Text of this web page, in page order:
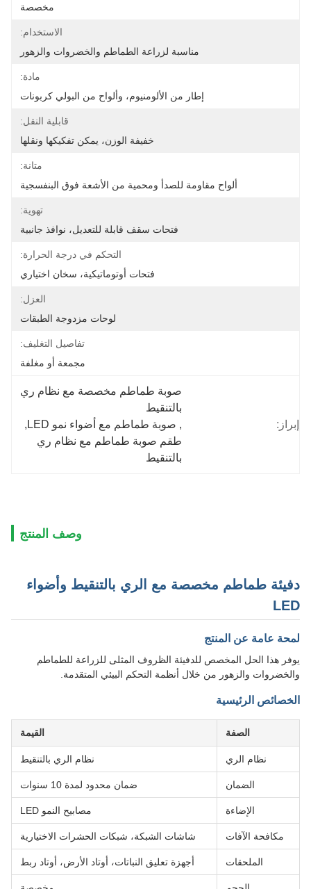
مخصصة
الاستخدام:
مناسبة لزراعة الطماطم والخضروات والزهور
مادة:
إطار من الألومنيوم، وألواح من البولي كربونات
قابلية النقل:
خفيفة الوزن، يمكن تفكيكها ونقلها
متانة:
ألواح مقاومة للصدأ ومحمية من الأشعة فوق البنفسجية
تهوية:
فتحات سقف قابلة للتعديل، نوافذ جانبية
التحكم في درجة الحرارة:
فتحات أوتوماتيكية، سخان اختياري
العزل:
لوحات مزدوجة الطبقات
تفاصيل التغليف:
مجمعة أو مغلفة
إبراز:
بالتنقيط
, صوبة طماطم مع أضواء نمو LED
,
بالتنقيط
وصف المنتج
دفيئة طماطم مخصصة مع الري بالتنقيط وأضواء
LED
لمحة عامة عن المنتج
يوفر هذا الحل المخصص للدفيئة الظروف المثلى للزراعة للطماطم
والخضروات والزهور من خلال أنظمة التحكم البيئي المتقدمة.
الخصائص الرئيسية
الصفة القيمة
نظام الري نظام الري بالتنقيط
الضمان ضمان محدود لمدة 10 سنوات
الإضاءة مصابيح النمو LED
مكافحة الآفات شاشات الشبكة، شبكات الحشرات الاختيارية
الملحقات أجهزة تعليق النباتات، أوتاد الأرض، أوتاد ربط